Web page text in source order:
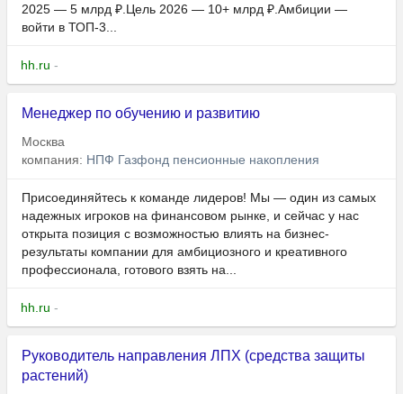
2025 — 5 млрд ₽.Цель 2026 — 10+ млрд ₽.Амбиции —
войти в ТОП-3...
hh.ru -
Менеджер по обучению и развитию
Москва
компания: НПФ Газфонд пенсионные накопления
Присоединяйтесь к команде лидеров! Мы — один из самых
надежных игроков на финансовом рынке, и сейчас у нас
открыта позиция с возможностью влиять на бизнес-
результаты компании для амбициозного и креативного
профессионала, готового взять на...
hh.ru -
Руководитель направления ЛПХ (средства защиты
растений)